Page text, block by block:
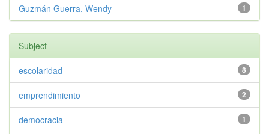
1
Guzmán Guerra, Wendy
Subject
8
escolaridad
2
emprendimiento
1
democracia